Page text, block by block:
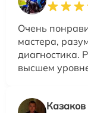
Очень
мастера,
диагностика.
высшем